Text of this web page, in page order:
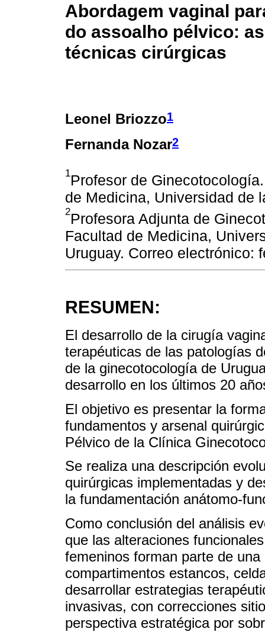
Abordagem vaginal
do assoalho pélvico:
técnicas cirúrgicas
Leonel Briozzo1
Fernanda Nozar2
1Profesor de
de Medicina, Universidad de
2Profesora Adjunta de
Facultad de Medicina,
Uruguay. Correo electrónico:
RESUMEN:
El desarrollo de la cirugía
terapéuticas de las patologías
de la ginecotocología de
desarrollo en los últimos 20
El objetivo es presentar la
fundamentos y arsenal
Pélvico de la Clínica
Se realiza una descripción
quirúrgicas implementadas y
la fundamentación anátomo-
Como conclusión del análisis
que las alteraciones
femeninos forman parte de
compartimentos estancos,
desarrollar estrategias
invasivas, con correcciones
perspectiva estratégica por